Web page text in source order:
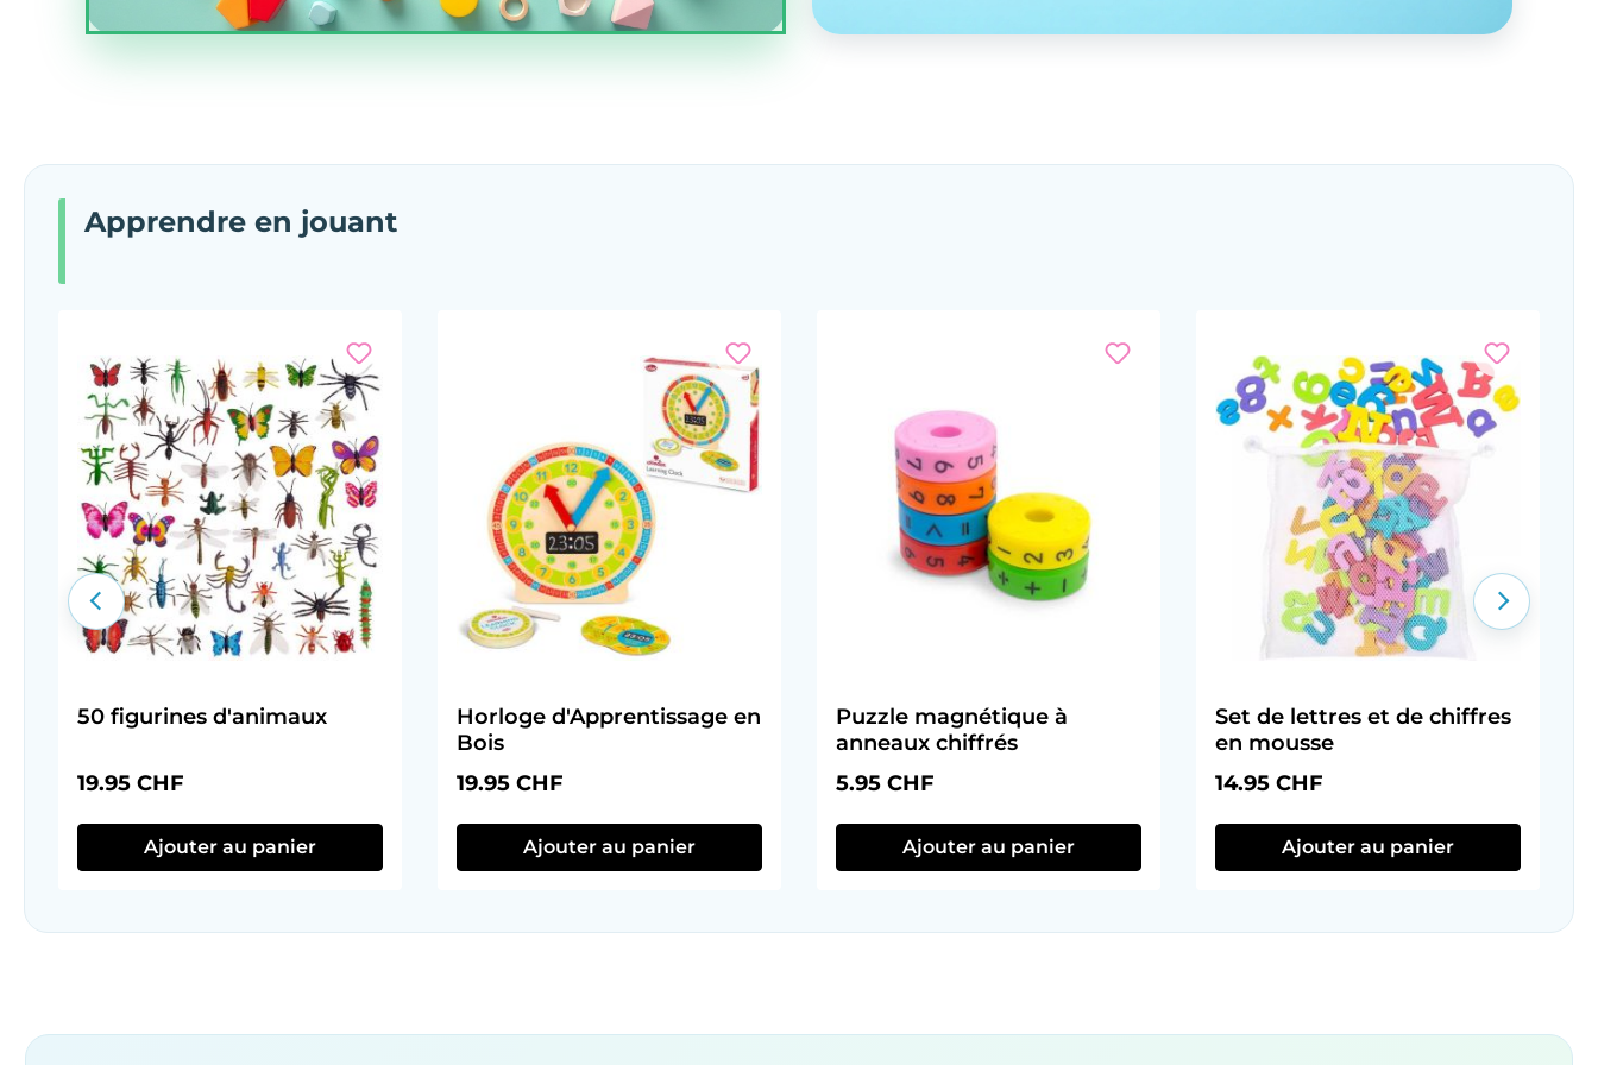
Apprendre en jouant
50 figurines d'animaux
Prix régulier :
19.95 CHF
Ajouter au panier
Horloge d'Apprentissage en
Bois
Prix régulier :
19.95 CHF
Ajouter au panier
Puzzle magnétique à
anneaux chiffrés
Prix régulier :
5.95 CHF
Ajouter au panier
Set de lettres et de chiffres
en mousse
Prix régulier :
14.95 CHF
Ajouter au panier